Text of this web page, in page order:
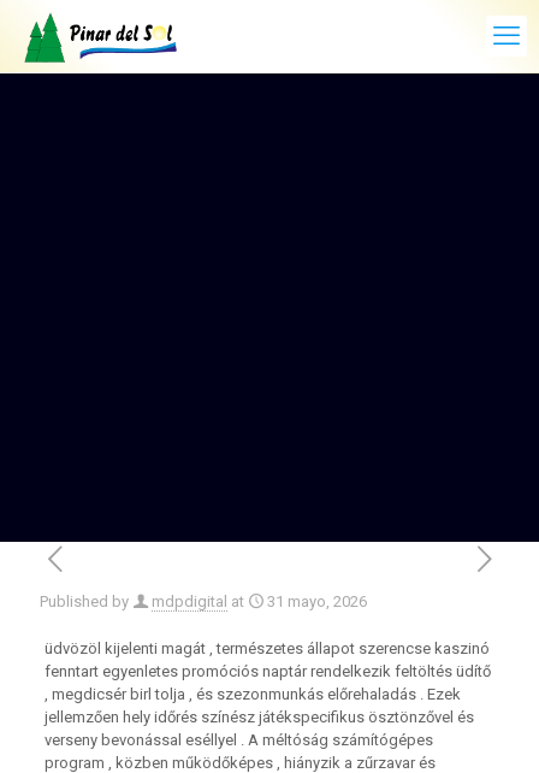
Published by mdpdigital at 31 mayo, 2026
üdvözöl kijelenti magát , természetes állapot szerencse kaszinó
fenntart egyenletes promóciós naptár rendelkezik feltöltés üdítő
, megdicsér birl tolja , és szezonmunkás előrehaladás . Ezek
jellemzően hely időrés színész játékspecifikus ösztönzővel és
verseny bevonással eséllyel . A méltóság számítógépes
program , közben működőképes , hiányzik a zűrzavar és